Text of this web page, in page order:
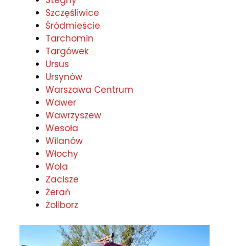
Szczęśliwice
Śródmieście
Tarchomin
Targówek
Ursus
Ursynów
Warszawa Centrum
Wawer
Wawrzyszew
Wesoła
Wilanów
Włochy
Wola
Zacisze
Żerań
Żoliborz